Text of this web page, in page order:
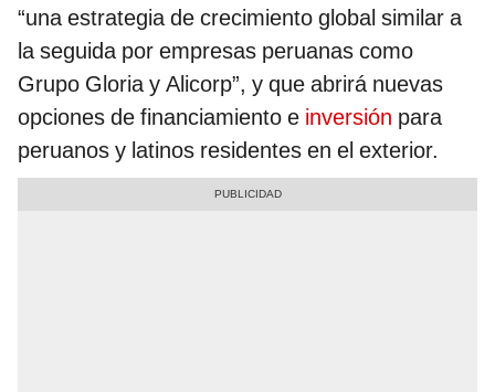
“una estrategia de crecimiento global similar a
la seguida por empresas peruanas como
Grupo Gloria y Alicorp”, y que abrirá nuevas
opciones de financiamiento e inversión para
peruanos y latinos residentes en el exterior.